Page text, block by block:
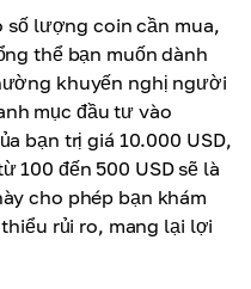
số lượng coin cần mua,
thể bạn muốn dành
khuyến nghị người
mục đầu tư vào
bạn trị giá 10.000 USD,
100 đến 500 USD sẽ là
cho phép bạn khám
rủi ro, mang lại lợi